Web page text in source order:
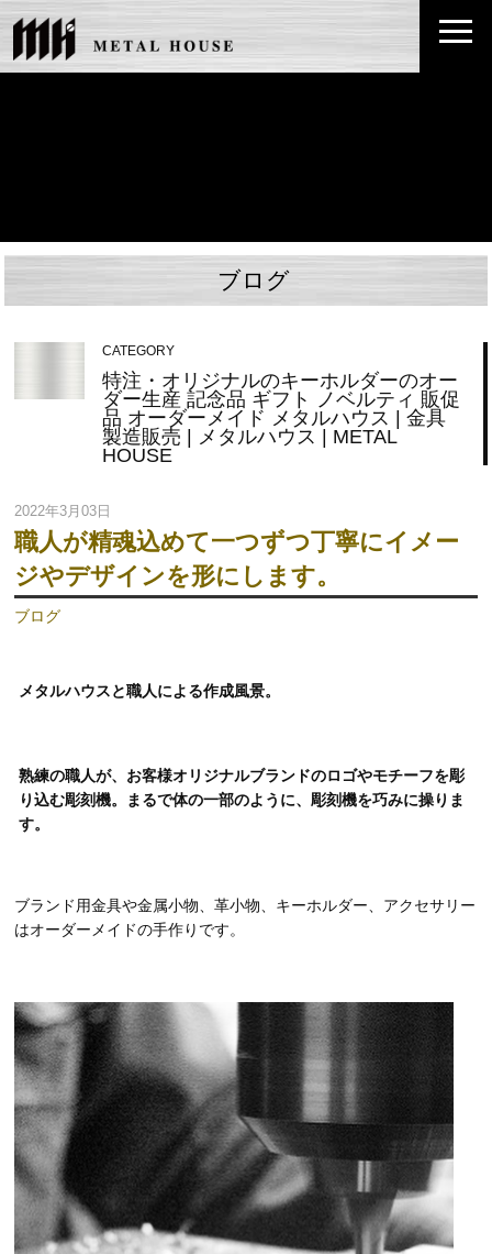
ブログ
CATEGORY
特注・オリジナルのキーホルダーのオー
ダー生産 記念品 ギフト ノベルティ 販促
品 オーダーメイド メタルハウス | 金具
製造販売 | メタルハウス | METAL
HOUSE
2022年3月03日
職人が精魂込めて一つずつ丁寧にイメー
ジやデザインを形にします。
ブログ
メタルハウスと職人による作成風景。
熟練の職人が、お客様オリジナルブランドのロゴやモチーフを彫
り込む彫刻機。まるで体の一部のように、彫刻機を巧みに操りま
す。
ブランド用金具や金属小物、革小物、キーホルダー、アクセサリー
はオーダーメイドの手作りです。